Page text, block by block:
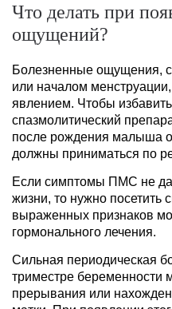
Что делать при
ощущений?
Болезненные ощущения,
или началом
явлением. Чтобы
спазмолитический
после рождения малыша
должны приниматься по
Если симптомы ПМС не
жизни, то нужно посетить
выраженных признаков
гормонального лечения.
Сильная периодическая
триместре беременности
прерывания или